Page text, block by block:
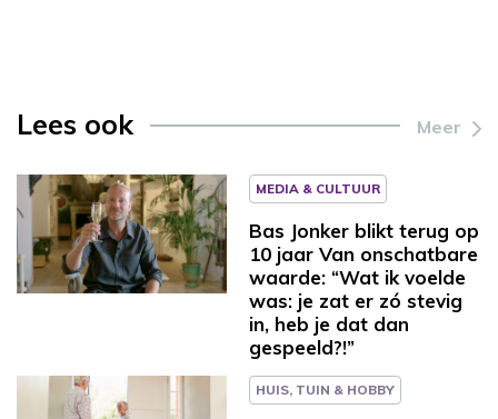
Lees ook Meer
MEDIA & CULTUUR
Bas Jonker blikt terug op
10 jaar Van onschatbare
waarde: “Wat ik voelde
was: je zat er zó stevig
in, heb je dat dan
gespeeld?!”
HUIS, TUIN & HOBBY